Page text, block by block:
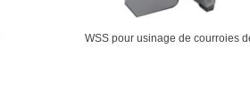
WSS pour usinage de courroies